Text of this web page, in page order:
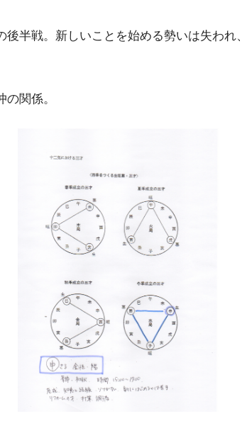
半戦。新しいことを始める勢いは失わ
関係。